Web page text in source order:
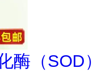
酶（SOD）